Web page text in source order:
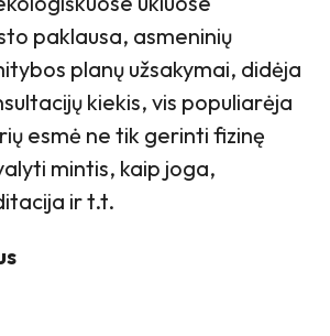
paklausa, asmeninių
planų užsakymai, didėja
kiekis, vis populiarėja
esmė ne tik gerinti fizinę
mintis, kaip joga,
ir t.t.